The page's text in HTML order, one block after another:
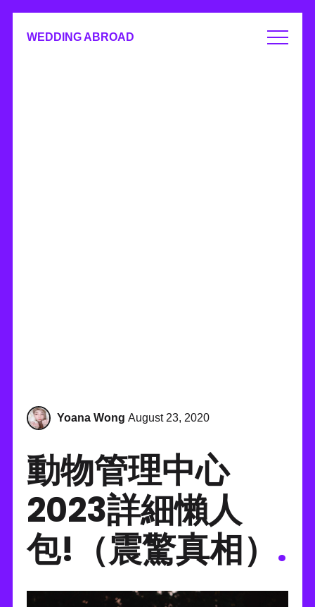
WEDDING ABROAD
Yoana Wong August 23, 2020
動物管理中心
2023詳細懶人
包!（震驚真相） .